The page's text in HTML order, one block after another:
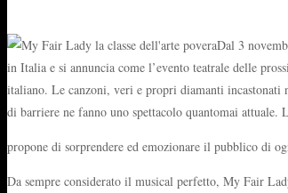
Dal 3
in Italia e si annuncia come l’evento teatrale delle
italiano. Le canzoni, veri e propri diamanti incastonati
di barriere ne fanno uno spettacolo quantomai
propone di sorprendere ed emozionare il pubblico di
Da sempre considerato il musical perfetto, My Fair